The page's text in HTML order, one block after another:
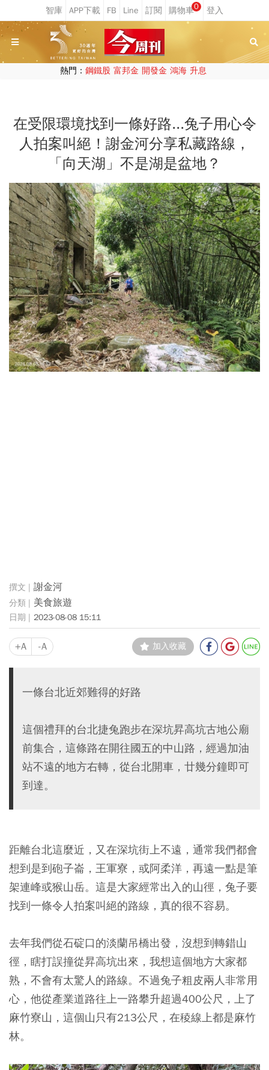
0
熱門： 鋼鐵股 富邦金 開發金 鴻海 升息
在受限環境找到一條好路...兔子用心令
人拍案叫絕！謝金河分享私藏路線，
「向天湖」不是湖是盆地？
謝金河
美食旅遊
2023-08-08 15:11
+A -A 加入收藏
一條台北近郊難得的好路
這個禮拜的台北捷兔跑步在深坑昇高坑古地公廟
前集合，這條路在開往國五的中山路，經過加油
站不遠的地方右轉，從台北開車，廿幾分鐘即可
到達。
距離台北這麼近，又在深坑街上不遠，通常我們都會
想到是到砲子崙，王軍寮，或阿柔洋，再遠一點是筆
架連峰或猴山岳。這是大家經常出入的山徑，兔子要
找到一條令人拍案叫絕的路線，真的很不容易。
去年我們從石碇口的淡蘭吊橋出發，沒想到轉錯山
徑，瞎打誤撞從昇高坑出來，我想這個地方大家都
熟，不會有太驚人的路線。不過兔子粗皮兩人非常用
心，他從產業道路往上一路攀升超過400公尺，上了
麻竹寮山，這個山只有213公尺，在稜線上都是麻竹
林。